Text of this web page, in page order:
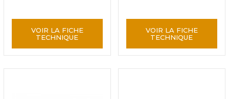
VOIR LA FICHE
TECHNIQUE
VOIR LA FICHE
TECHNIQUE